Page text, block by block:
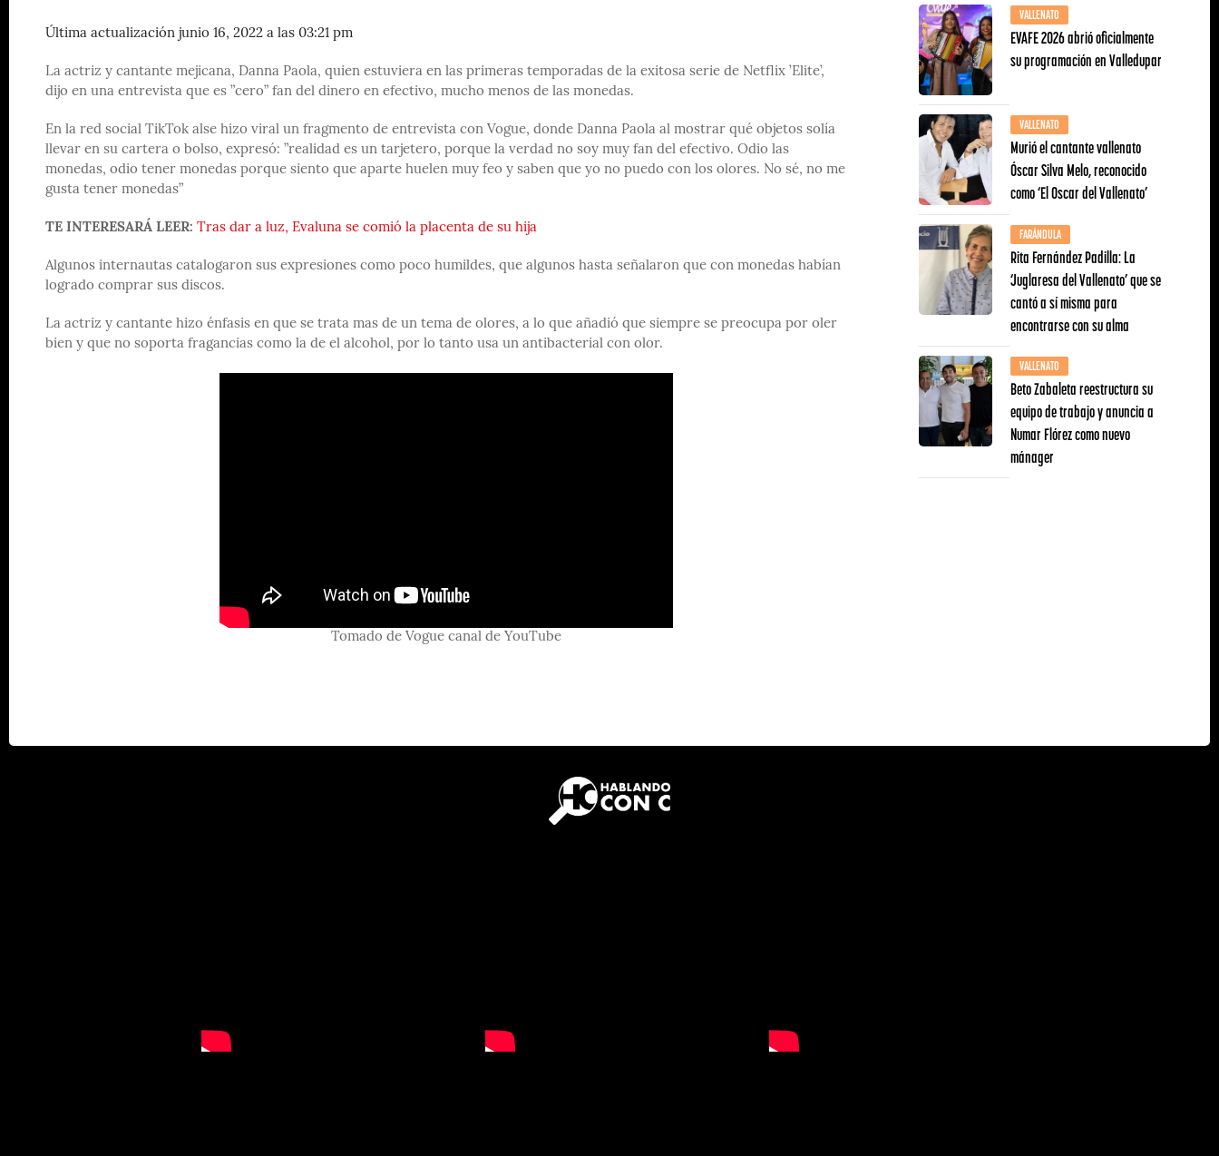
Última actualización junio 16, 2022 a las 03:21 pm
La actriz y cantante mejicana, Danna Paola, quien estuviera en las primeras temporadas de la exitosa serie de Netflix ’Elite’,
dijo en una entrevista que es ”cero” fan del dinero en efectivo, mucho menos de las monedas.
En la red social TikTok alse hizo viral un fragmento de entrevista con Vogue, donde Danna Paola al mostrar qué objetos solía
llevar en su cartera o bolso, expresó: ”realidad es un tarjetero, porque la verdad no soy muy fan del efectivo. Odio las
monedas, odio tener monedas porque siento que aparte huelen muy feo y saben que yo no puedo con los olores. No sé, no me
gusta tener monedas”
TE INTERESARÁ LEER: Tras dar a luz, Evaluna se comió la placenta de su hija
Algunos internautas catalogaron sus expresiones como poco humildes, que algunos hasta señalaron que con monedas habían
logrado comprar sus discos.
La actriz y cantante hizo énfasis en que se trata mas de un tema de olores, a lo que añadió que siempre se preocupa por oler
bien y que no soporta fragancias como la de el alcohol, por lo tanto usa un antibacterial con olor.
Tomado de Vogue canal de YouTube
VALLENATO
EVAFE 2026 abrió oficialmente
su programación en Valledupar
VALLENATO
Murió el cantante vallenato
Óscar Silva Melo, reconocido
como ‘El Oscar del Vallenato’
FARÁNDULA
Rita Fernández Padilla: La
‘Juglaresa del Vallenato’ que se
cantó a sí misma para
encontrarse con su alma
VALLENATO
Beto Zabaleta reestructura su
equipo de trabajo y anuncia a
Numar Flórez como nuevo
mánager